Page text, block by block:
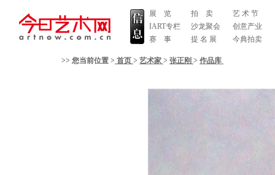
展 览
IART专栏
赛 事
拍 卖
沙龙聚会
提 名 展
艺 术 节
创意产业
今典拍卖
>> 您当前位置 > 首页 > 艺术家 > 张正刚 > 作品库